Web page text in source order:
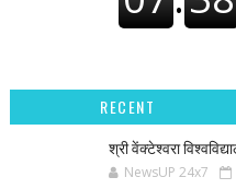
RECENT
श्री वेंक्टेश्वरा
NewsUP 24x7